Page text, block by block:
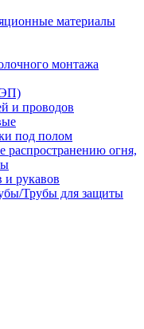
материалы
монтажа
и проводов
под полом
огня,
и рукавов
Трубы для защиты